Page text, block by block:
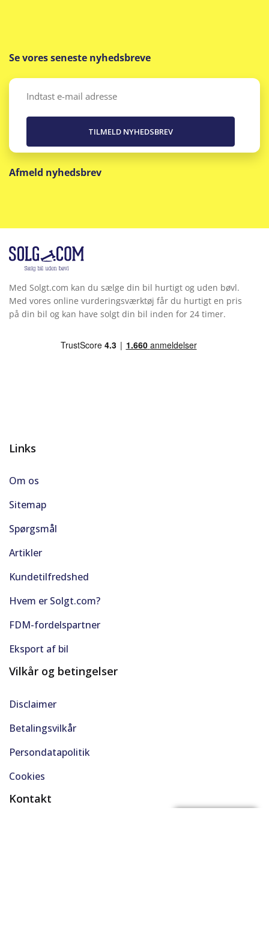
Se vores seneste nyhedsbreve
Email
Afmeld nyhedsbrev
Med Solgt.com kan du sælge din bil hurtigt og uden bøvl.
Med vores online vurderingsværktøj får du hurtigt en pris
på din bil og kan have solgt din bil inden for 24 timer.
Links
Om os
Sitemap
Spørgsmål
Artikler
Kundetilfredshed
Hvem er Solgt.com?
FDM-fordelspartner
Eksport af bil
Vilkår og betingelser
Disclaimer
Betalingsvilkår
Persondatapolitik
Cookies
Kontakt